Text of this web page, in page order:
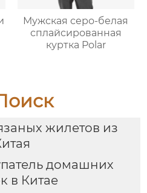
Мужская серо-белая
сплайсированная
куртка Polar
жилетов из
домашних
в Китае